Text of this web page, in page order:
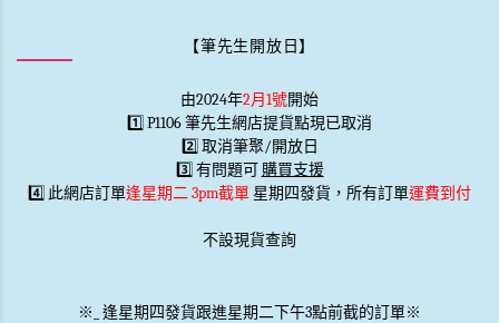
【筆先生開放日】
由2024年2月1號開始
1️⃣ P1106 筆先生網店提貨點現已取消
2️⃣ 取消筆聚/開放日
3️⃣ 有問題可 購買支援
4️⃣ 此網店訂單逢星期二 3pm截單 星期四發貨，所有訂單運費到付
不設現貨查詢
※ 逢星期四發貨跟進星期二下午3點前截的訂單※